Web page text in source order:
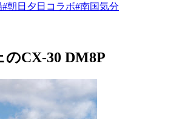
#朝日夕日コラボ#南国気分
CX-30 DM8P